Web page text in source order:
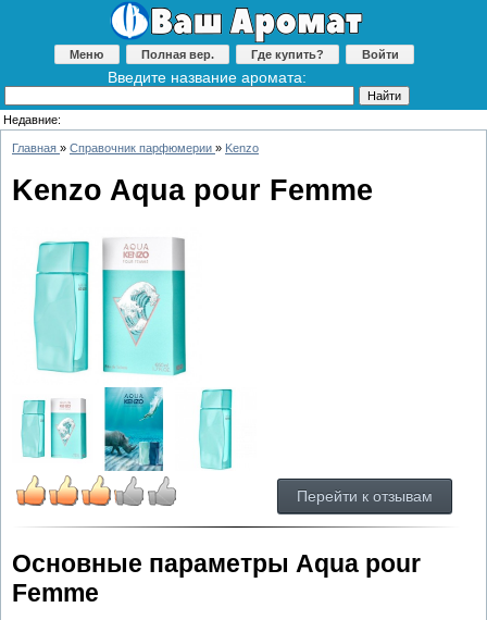
Меню Полная вер. Где купить? Войти
Введите название аромата:
Недавние:
Главная » Справочник парфюмерии » Kenzo
Kenzo Aqua pour Femme
Перейти к отзывам
Основные параметры Aqua pour
Femme